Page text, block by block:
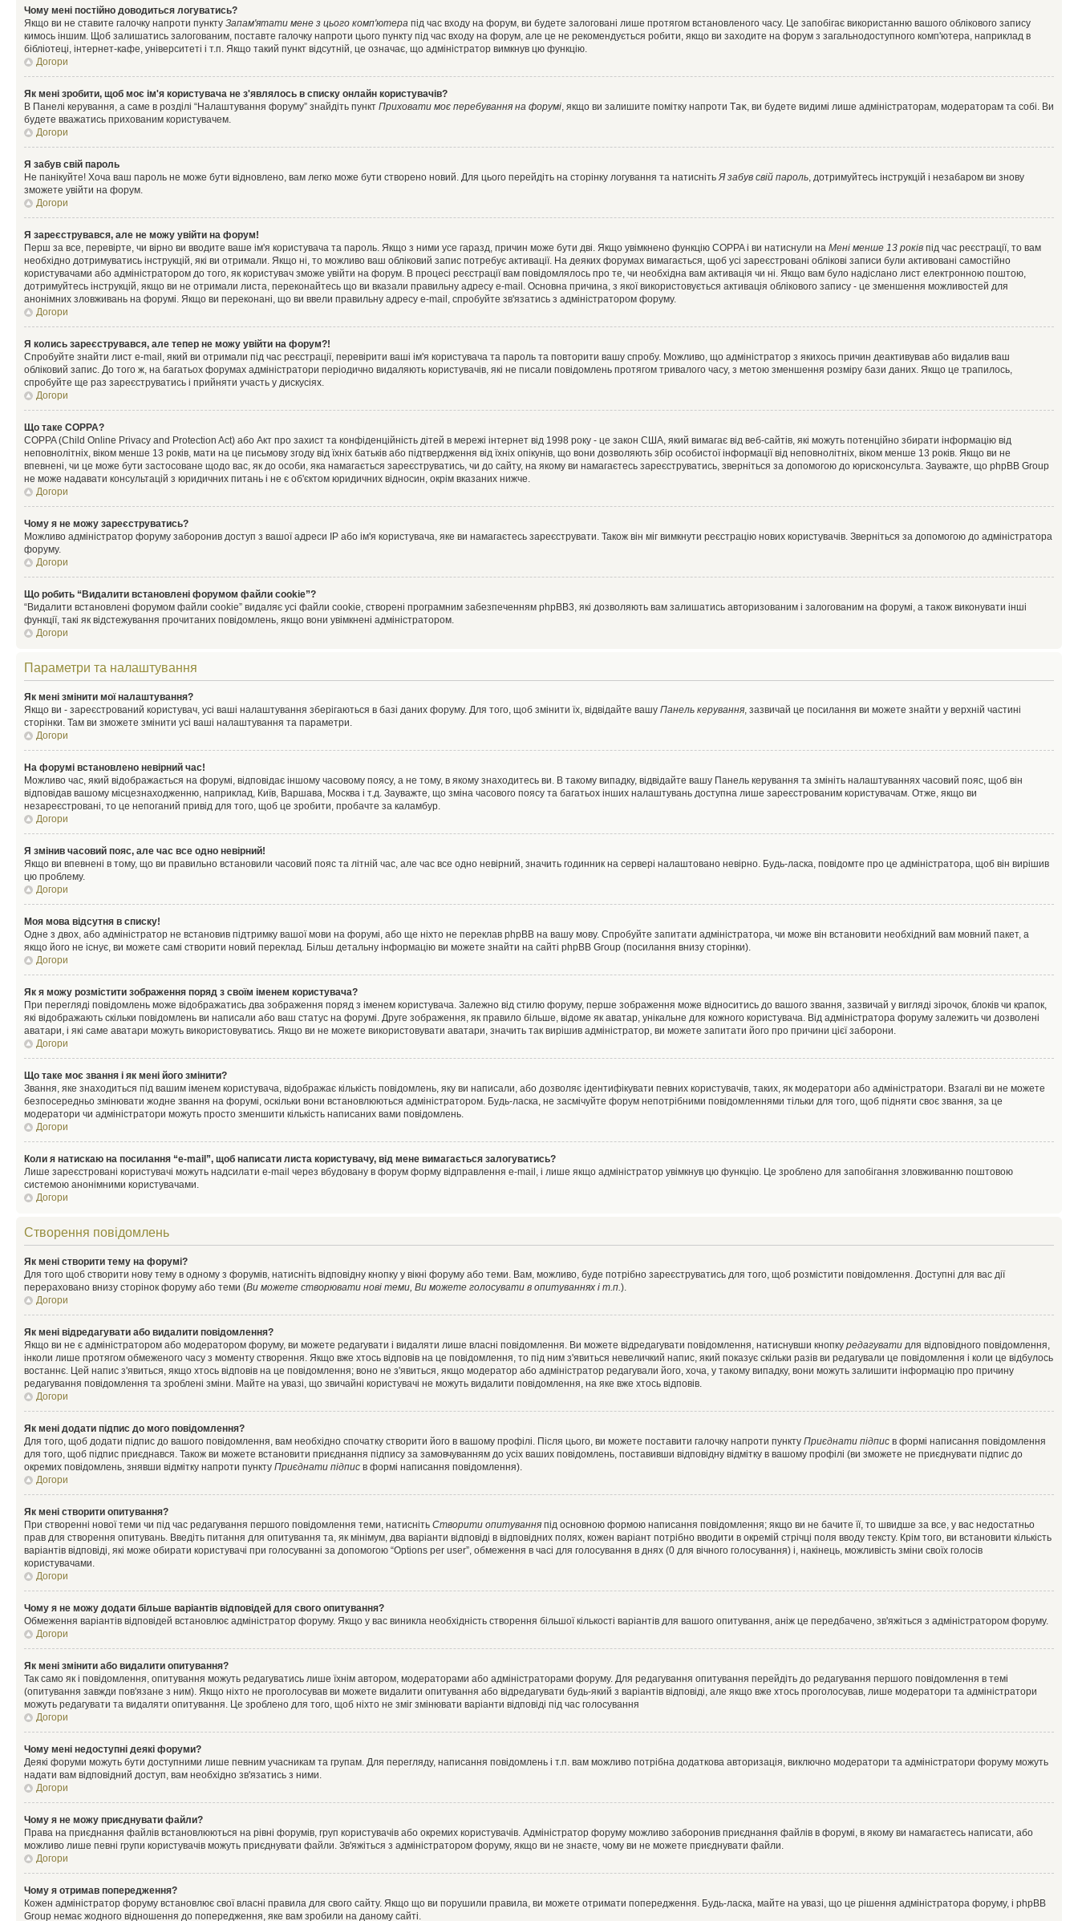
Чому мені постійно доводиться логуватись?
Якщо ви не ставите галочку напроти пункту Запам'ятати мене з цього комп'ютера під час входу на форум, ви будете залоговані лише протягом встановленого часу. Це запобігає використанню вашого облікового запису
кимось іншим. Щоб залишатись залогованим, поставте галочку напроти цього пункту під час входу на форум, але це не рекомендується робити, якщо ви заходите на форум з загальнодоступного комп'ютера, наприклад в
бібліотеці, інтернет-кафе, університеті і т.п. Якщо такий пункт відсутній, це означає, що адміністратор вимкнув цю функцію.
Догори
Як мені зробити, щоб моє ім'я користувача не з'являлось в списку онлайн користувачів?
В Панелі керування, а саме в розділі “Налаштування форуму” знайдіть пункт Приховати моє перебування на форумі, якщо ви залишите помітку напроти Так, ви будете видимі лише адміністраторам, модераторам та собі. Ви
будете вважатись прихованим користувачем.
Догори
Я забув свій пароль
Не панікуйте! Хоча ваш пароль не може бути відновлено, вам легко може бути створено новий. Для цього перейдіть на сторінку логування та натиснітьЯ забув свій пароль, дотримуйтесь інструкцій і незабаром ви знову
зможете увійти на форум.
Догори
Я зареєструвався, але не можу увійти на форум!
Перш за все, перевірте, чи вірно ви вводите ваше ім'я користувача та пароль. Якщо з ними усе гаразд, причин може бути дві. Якщо увімкнено функцію COPPA і ви натиснули на Мені менше 13 років під час реєстрації, то вам
необхідно дотримуватись інструкцій, які ви отримали. Якщо ні, то можливо ваш обліковий запис потребує активації. На деяких форумах вимагається, щоб усі зареєстровані облікові записи були активовані самостійно
користувачами або адміністратором до того, як користувач зможе увійти на форум. В процесі реєстрації вам повідомлялось про те, чи необхідна вам активація чи ні. Якщо вам було надіслано лист електронною поштою,
дотримуйтесь інструкцій, якщо ви не отримали листа, переконайтесь що ви вказали правильну адресу e-mail. Основна причина, з якої використовується активація облікового запису - це зменшення можливостей для
анонімних зловживань на форумі. Якщо ви переконані, що ви ввели правильну адресу e-mail, спробуйте зв'язатись з адміністратором форуму.
Догори
Я колись зареєструвався, але тепер не можу увійти на форум?!
Спробуйте знайти лист e-mail, який ви отримали під час реєстрації, перевірити ваші ім'я користувача та пароль та повторити вашу спробу. Можливо, що адміністратор з якихось причин деактивував або видалив ваш
обліковий запис. До того ж, на багатьох форумах адміністратори періодично видаляють користувачів, які не писали повідомлень протягом тривалого часу, з метою зменшення розміру бази даних. Якщо це трапилось,
спробуйте ще раз зареєструватись і прийняти участь у дискусіях.
Догори
Що таке COPPA?
COPPA (Child Online Privacy and Protection Act) або Акт про захист та конфіденційність дітей в мережі інтернет від 1998 року - це закон США, який вимагає від веб-сайтів, які можуть потенційно збирати інформацію від
неповнолітніх, віком менше 13 років, мати на це письмову згоду від їхніх батьків або підтвердження від їхніх опікунів, що вони дозволяють збір особистої інформації від неповнолітніх, віком менше 13 років. Якщо ви не
впевнені, чи це може бути застосоване щодо вас, як до особи, яка намагається зареєструватись, чи до сайту, на якому ви намагаєтесь зареєструватись, зверніться за допомогою до юрисконсульта. Зауважте, що phpBB Group
не може надавати консультацій з юридичних питань і не є об'єктом юридичних відносин, окрім вказаних нижче.
Догори
Чому я не можу зареєструватись?
Можливо адміністратор форуму заборонив доступ з вашої адреси IP або ім'я користувача, яке ви намагаєтесь зареєструвати. Також він міг вимкнути реєстрацію нових користувачів. Зверніться за допомогою до адміністратора
форуму.
Догори
Що робить “Видалити встановлені форумом файли cookie”?
“Видалити встановлені форумом файли cookie” видаляє усі файли cookie, створені програмним забезпеченням phpBB3, які дозволяють вам залишатись авторизованим і залогованим на форумі, а також виконувати інші
функції, такі як відстежування прочитаних повідомлень, якщо вони увімкнені адміністратором.
Догори
Параметри та налаштування
Як мені змінити мої налаштування?
Якщо ви - зареєстрований користувач, усі ваші налаштування зберігаються в базі даних форуму. Для того, щоб змінити їх, відвідайте вашу Панель керування, зазвичай це посилання ви можете знайти у верхній частині
сторінки. Там ви зможете змінити усі ваші налаштування та параметри.
Догори
На форумі встановлено невірний час!
Можливо час, який відображається на форумі, відповідає іншому часовому поясу, а не тому, в якому знаходитесь ви. В такому випадку, відвідайте вашу Панель керування та змініть налаштуваннях часовий пояс, щоб він
відповідав вашому місцезнаходженню, наприклад, Київ, Варшава, Москва і т.д. Зауважте, що зміна часового поясу та багатьох інших налаштувань доступна лише зареєстрованим користувачам. Отже, якщо ви
незареєстровані, то це непоганий привід для того, щоб це зробити, пробачте за каламбур.
Догори
Я змінив часовий пояс, але час все одно невірний!
Якщо ви впевнені в тому, що ви правильно встановили часовий пояс та літній час, але час все одно невірний, значить годинник на сервері налаштовано невірно. Будь-ласка, повідомте про це адміністратора, щоб він вирішив
цю проблему.
Догори
Моя мова відсутня в списку!
Одне з двох, або адміністратор не встановив підтримку вашої мови на форумі, або ще ніхто не переклав phpBB на вашу мову. Спробуйте запитати адміністратора, чи може він встановити необхідний вам мовний пакет, а
якщо його не існує, ви можете самі створити новий переклад. Більш детальну інформацію ви можете знайти на сайті phpBB Group (посилання внизу сторінки).
Догори
Як я можу розмістити зображення поряд з своїм іменем користувача?
При перегляді повідомлень може відображатись два зображення поряд з іменем користувача. Залежно від стилю форуму, перше зображення може відноситись до вашого звання, зазвичай у вигляді зірочок, блоків чи крапок,
які відображають скільки повідомлень ви написали або ваш статус на форумі. Друге зображення, як правило більше, відоме як аватар, унікальне для кожного користувача. Від адміністратора форуму залежить чи дозволені
аватари, і які саме аватари можуть використовуватись. Якщо ви не можете використовувати аватари, значить так вирішив адміністратор, ви можете запитати його про причини цієї заборони.
Догори
Що таке моє звання і як мені його змінити?
Звання, яке знаходиться під вашим іменем користувача, відображає кількість повідомлень, яку ви написали, або дозволяє ідентифікувати певних користувачів, таких, як модератори або адміністратори. Взагалі ви не можете
безпосередньо змінювати жодне звання на форумі, оскільки вони встановлюються адміністратором. Будь-ласка, не засмічуйте форум непотрібними повідомленнями тільки для того, щоб підняти своє звання, за це
модератори чи адміністратори можуть просто зменшити кількість написаних вами повідомлень.
Догори
Коли я натискаю на посилання “e-mail”, щоб написати листа користувачу, від мене вимагається залогуватись?
Лише зареєстровані користувачі можуть надсилати e-mail через вбудовану в форум форму відправлення e-mail, і лише якщо адміністратор увімкнув цю функцію. Це зроблено для запобігання зловживанню поштовою
системою анонімними користувачами.
Догори
Створення повідомлень
Як мені створити тему на форумі?
Для того щоб створити нову тему в одному з форумів, натисніть відповідну кнопку у вікні форуму або теми. Вам, можливо, буде потрібно зареєструватись для того, щоб розмістити повідомлення. Доступні для вас дії
перераховано внизу сторінок форуму або теми (Ви можете створювати нові теми, Ви можете голосувати в опитуваннях і т.п.).
Догори
Як мені відредагувати або видалити повідомлення?
Якщо ви не є адміністратором або модератором форуму, ви можете редагувати і видаляти лише власні повідомлення. Ви можете відредагувати повідомлення, натиснувши кнопку редагувати для відповідного повідомлення,
інколи лише протягом обмеженого часу з моменту створення. Якщо вже хтось відповів на це повідомлення, то під ним з'явиться невеличкий напис, який показує скільки разів ви редагували це повідомлення і коли це відбулось
востаннє. Цей напис з'явиться, якщо хтось відповів на це повідомлення; воно не з'явиться, якщо модератор або адміністратор редагували його, хоча, у такому випадку, вони можуть залишити інформацію про причину
редагування повідомлення та зроблені зміни. Майте на увазі, що звичайні користувачі не можуть видалити повідомлення, на яке вже хтось відповів.
Догори
Як мені додати підпис до мого повідомлення?
Для того, щоб додати підпис до вашого повідомлення, вам необхідно спочатку створити його в вашому профілі. Після цього, ви можете поставити галочку напроти пункту Приєднати підпис в формі написання повідомлення
для того, щоб підпис приєднався. Також ви можете встановити приєднання підпису за замовчуванням до усіх ваших повідомлень, поставивши відповідну відмітку в вашому профілі (ви зможете не приєднувати підпис до
окремих повідомлень, знявши відмітку напроти пункту Приєднати підпис в формі написання повідомлення).
Догори
Як мені створити опитування?
При створенні нової теми чи під час редагування першого повідомлення теми, натисніть Створити опитування під основною формою написання повідомлення; якщо ви не бачите її, то швидше за все, у вас недостатньо
прав для створення опитувань. Введіть питання для опитування та, як мінімум, два варіанти відповіді в відповідних полях, кожен варіант потрібно вводити в окремій стрічці поля вводу тексту. Крім того, ви встановити кількість
варіантів відповіді, які може обирати користувачі при голосуванні за допомогою “Options per user”, обмеження в часі для голосування в днях (0 для вічного голосування) і, накінець, можливість зміни своїх голосів
користувачами.
Догори
Чому я не можу додати більше варіантів відповідей для свого опитування?
Обмеження варіантів відповідей встановлює адміністратор форуму. Якщо у вас виникла необхідність створення більшої кількості варіантів для вашого опитування, аніж це передбачено, зв'яжіться з адміністратором форуму.
Догори
Як мені змінити або видалити опитування?
Так само як і повідомлення, опитування можуть редагуватись лише їхнім автором, модераторами або адміністраторами форуму. Для редагування опитування перейдіть до редагування першого повідомлення в темі
(опитування завжди пов'язане з ним). Якщо ніхто не проголосував ви можете видалити опитування або відредагувати будь-який з варіантів відповіді, але якщо вже хтось проголосував, лише модератори та адміністратори
можуть редагувати та видаляти опитування. Це зроблено для того, щоб ніхто не зміг змінювати варіанти відповіді під час голосування
Догори
Чому мені недоступні деякі форуми?
Деякі форуми можуть бути доступними лише певним учасникам та групам. Для перегляду, написання повідомлень і т.п. вам можливо потрібна додаткова авторизація, виключно модератори та адміністратори форуму можуть
надати вам відповідний доступ, вам необхідно зв'язатись з ними.
Догори
Чому я не можу приєднувати файли?
Права на приєднання файлів встановлюються на рівні форумів, груп користувачів або окремих користувачів. Адміністратор форуму можливо заборонив приєднання файлів в форумі, в якому ви намагаєтесь написати, або
можливо лише певні групи користувачів можуть приєднувати файли. Зв'яжіться з адміністратором форуму, якщо ви не знаєте, чому ви не можете приєднувати файли.
Догори
Чому я отримав попередження?
Кожен адміністратор форуму встановлює свої власні правила для свого сайту. Якщо що ви порушили правила, ви можете отримати попередження. Будь-ласка, майте на увазі, що це рішення адміністратора форуму, і phpBB
Group немає жодного відношення до попередження, яке вам зробили на даному сайті.